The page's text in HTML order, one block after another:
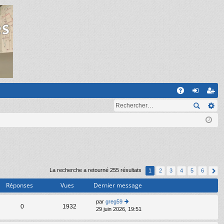
on ns
cri
La recherche a retourné 255 résultats 1 2 3 4 5 6
Réponses Vues Dernier message
0 1932
par greg59
o
29 juin 2026, 19:51